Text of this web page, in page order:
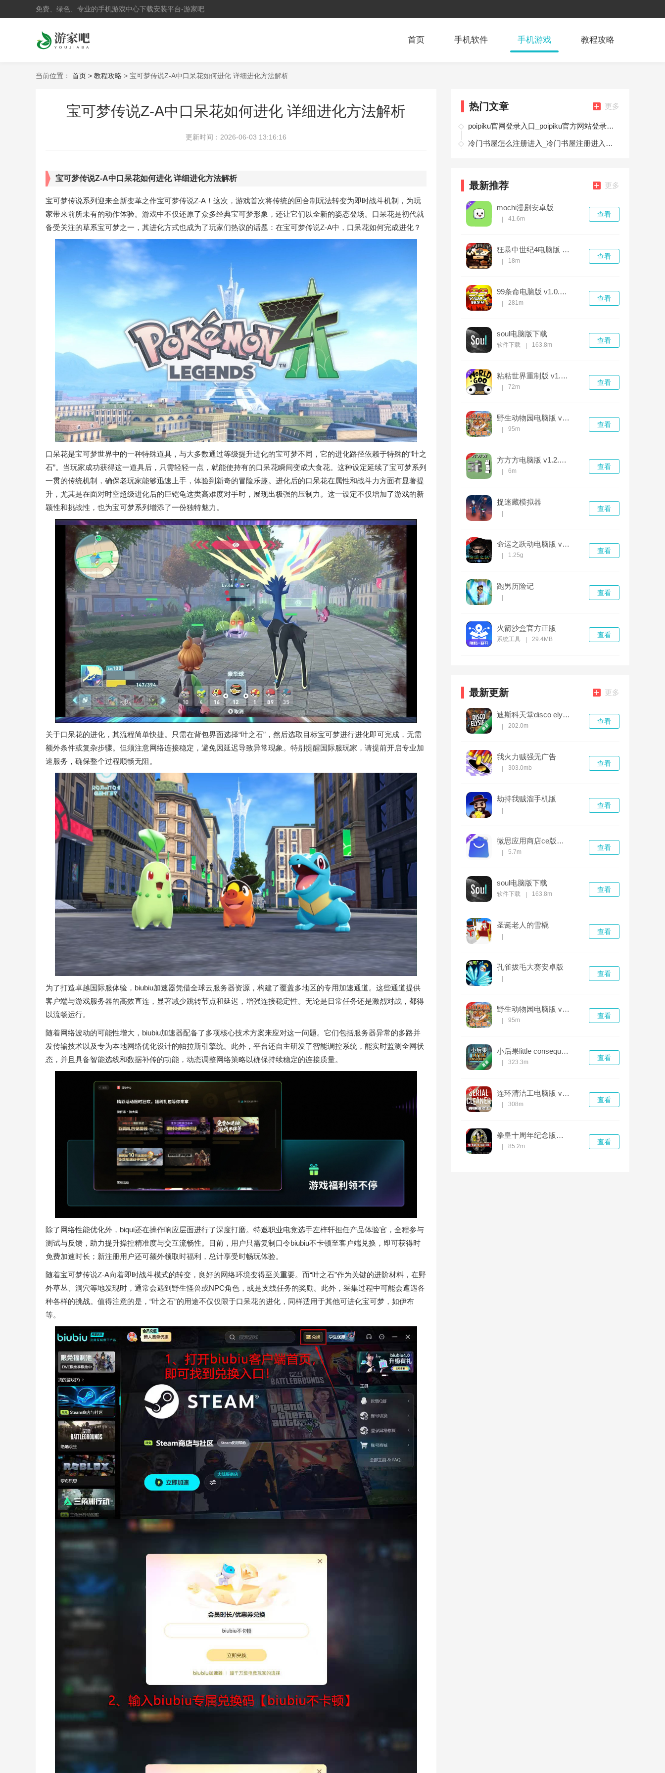
免费、绿色、专业的手机游戏中心下载安装平台-游家吧
首页 手机软件 手机游戏 教程攻略
当前位置： 首页 > 教程攻略 > 宝可梦传说Z-A中口呆花如何进化 详细进化方法解析
宝可梦传说Z-A中口呆花如何进化 详细进化方法解析
更新时间： 2026-06-03 13:16:16
宝可梦传说Z-A中口呆花如何进化 详细进化方法解析
宝可梦传说系列迎来全新变革之作宝可梦传说Z-A！这次，游戏首次将传统的回合制玩法转变为即时战斗机制，为玩
家带来前所未有的动作体验。游戏中不仅还原了众多经典宝可梦形象，还让它们以全新的姿态登场。口呆花是初代就
备受关注的草系宝可梦之一，其进化方式也成为了玩家们热议的话题：在宝可梦传说Z-A中，口呆花如何完成进化？
口呆花是宝可梦世界中的一种特殊道具，与大多数通过等级提升进化的宝可梦不同，它的进化路径依赖于特殊的“叶之
石”。当玩家成功获得这一道具后，只需轻轻一点，就能使持有的口呆花瞬间变成大食花。这种设定延续了宝可梦系列
一贯的传统机制，确保老玩家能够迅速上手，体验到新奇的冒险乐趣。进化后的口呆花在属性和战斗力方面有显著提
升，尤其是在面对时空超级进化后的巨铠龟这类高难度对手时，展现出极强的压制力。这一设定不仅增加了游戏的新
颖性和挑战性，也为宝可梦系列增添了一份独特魅力。
关于口呆花的进化，其流程简单快捷。只需在背包界面选择“叶之石”，然后选取目标宝可梦进行进化即可完成，无需
额外条件或复杂步骤。但须注意网络连接稳定，避免因延迟导致异常现象。特别提醒国际服玩家，请提前开启专业加
速服务，确保整个过程顺畅无阻。
为了打造卓越国际服体验，biubiu加速器凭借全球云服务器资源，构建了覆盖多地区的专用加速通道。这些通道提供
客户端与游戏服务器的高效直连，显著减少跳转节点和延迟，增强连接稳定性。无论是日常任务还是激烈对战，都得
以流畅运行。
随着网络波动的可能性增大，biubiu加速器配备了多项核心技术方案来应对这一问题。它们包括服务器异常的多路并
发传输技术以及专为本地网络优化设计的帕拉斯引擎统。此外，平台还自主研发了智能调控系统，能实时监测全网状
态，并且具备智能选线和数据补传的功能，动态调整网络策略以确保持续稳定的连接质量。
除了网络性能优化外，biqui还在操作响应层面进行了深度打磨。特邀职业电竞选手左梓轩担任产品体验官，全程参与
测试与反馈，助力提升操控精准度与交互流畅性。目前，用户只需复制口令biubiu不卡顿至客户端兑换，即可获得时
免费加速时长；新注册用户还可额外领取时福利，总计享受时畅玩体验。
随着宝可梦传说Z-A向着即时战斗模式的转变，良好的网络环境变得至关重要。而“叶之石”作为关键的进阶材料，在野
外草丛、洞穴等地发现时，通常会遇到野生怪兽或NPC角色，或是支线任务的奖励。此外，采集过程中可能会遭遇各
种各样的挑战。值得注意的是，“叶之石”的用途不仅仅限于口呆花的进化，同样适用于其他可进化宝可梦，如伊布
等。
热门文章 更多
poipiku官网登录入口_poipiku官方网站登录地址首页
冷门书屋怎么注册进入_冷门书屋注册进入教程
最新推荐 更多
mochi漫剧安卓版
41.6m
查看
狂暴中世纪4电脑版 v1.0.0中文版
18m
查看
99条命电脑版 v1.0.0最新版
281m
查看
soul电脑版下载
软件下载 163.8m
查看
粘粘世界重制版 v1.0.0官方版
72m
查看
野生动物园电脑版 v1.0.0
95m
查看
方方方电脑版 v1.2.0完整版
6m
查看
捉迷藏模拟器
查看
命运之跃动电脑版 v1.0.0正式版
1.25g
查看
跑男历险记
查看
火箭沙盒官方正版
系统工具 29.4MB
查看
最新更新 更多
迪斯科天堂disco elysium
202.0m
查看
我火力贼强无广告
303.0mb
查看
劫持我贼溜手机版
查看
微思应用商店ce版安卓安装包 v3.5.0-ce
5.7m
查看
soul电脑版下载
软件下载 163.8m
查看
圣诞老人的雪橇
查看
孔雀拔毛大赛安卓版
查看
野生动物园电脑版 v1.0.0
95m
查看
小后果little consequences电脑版
323.3m
查看
连环清洁工电脑版 v1.0.0官方版
308m
查看
拳皇十周年纪念版加强版 v1.0免费版
85.2m
查看